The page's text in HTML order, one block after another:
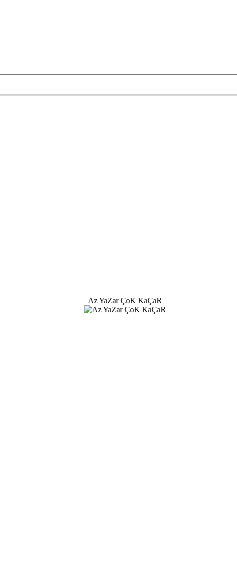
Az YaZar ÇoK KaÇaR